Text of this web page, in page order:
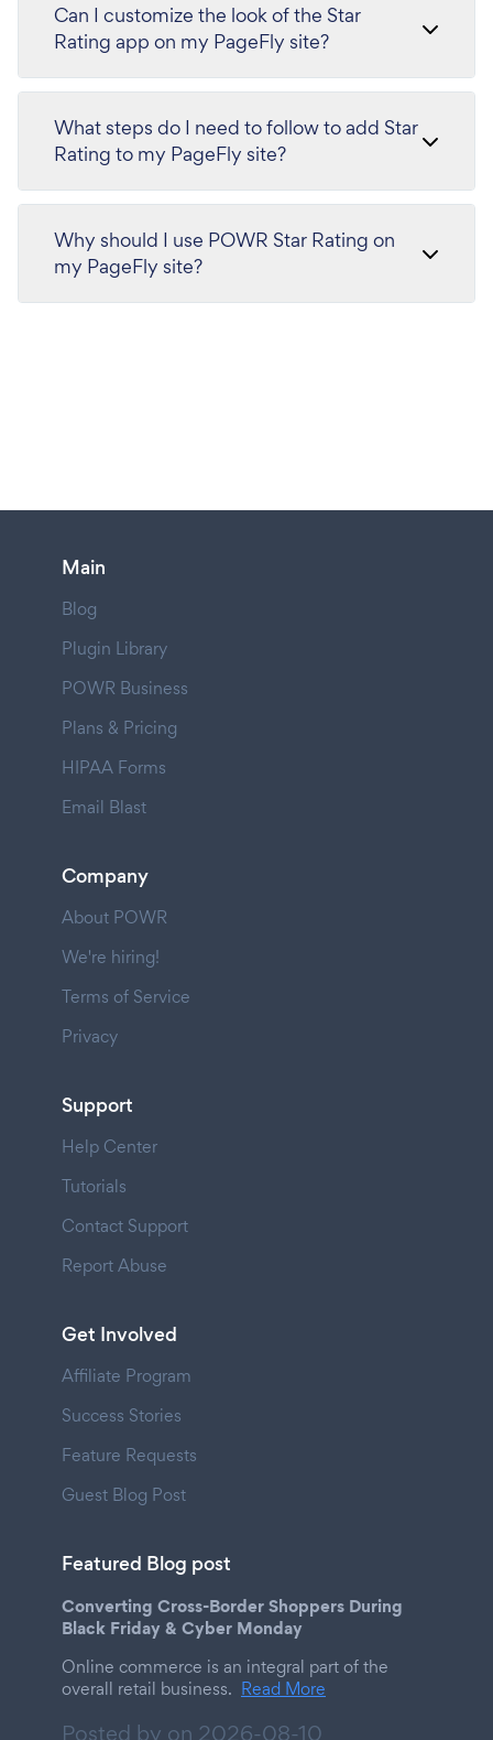
Can I customize the look of the Star
Rating app on my PageFly site?
What steps do I need to follow to add Star
Rating to my PageFly site?
Why should I use POWR Star Rating on
my PageFly site?
Main
Blog
Plugin Library
POWR Business
Plans & Pricing
HIPAA Forms
Email Blast
Company
About POWR
We're hiring!
Terms of Service
Privacy
Support
Help Center
Tutorials
Contact Support
Report Abuse
Get Involved
Affiliate Program
Success Stories
Feature Requests
Guest Blog Post
Featured Blog post
Converting Cross-Border Shoppers During
Black Friday & Cyber Monday
Online commerce is an integral part of the
overall retail business. Read More
Posted by on 2026-08-10